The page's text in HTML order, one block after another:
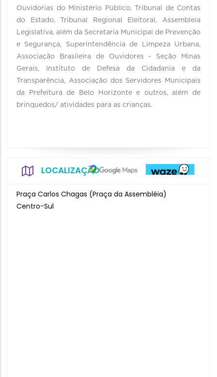
Ouvidorias do Ministério Público, Tribunal de Contas
do Estado, Tribunal Regional Eleitoral, Assembleia
Legislativa, além da Secretaria Municipal de Prevenção
e Segurança, Superintendência de Limpeza Urbana,
Associação Brasileira de Ouvidores - Seção Minas
Gerais, Instituto de Defesa da Cidadania e da
Transparência, Associação dos Servidores Municipais
da Prefeitura de Belo Horizonte e outros, além de
brinquedos/ atividades para as crianças.
LOCALIZAÇÃO
Praça Carlos Chagas (Praça da Assembléia)
Centro-Sul